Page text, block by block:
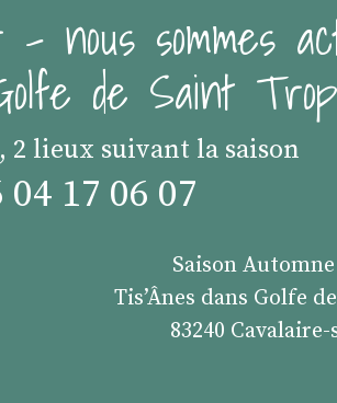
nous sommes
de Saint
2 lieux suivant la saison
04 17 06 07
Saison
Tis’Ânes dans Golfe
83240